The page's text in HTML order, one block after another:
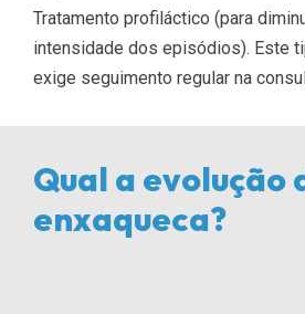
Tratamento profiláctico (para
intensidade dos episódios). Este
exige seguimento regular na
Qual a evolução
enxaqueca?